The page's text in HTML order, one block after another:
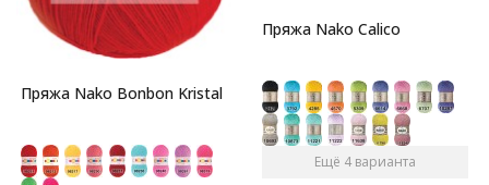
Пряжа Nako Bonbon Kristal
Пряжа Nako Calico
Ещё 4 варианта